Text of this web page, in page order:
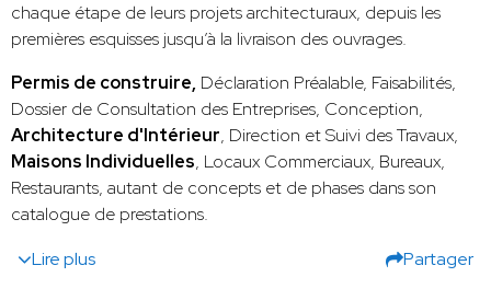
chaque étape de leurs projets architecturaux, depuis les
premières esquisses jusqu’à la livraison des ouvrages.
Permis de construire, Déclaration Préalable, Faisabilités,
Dossier de Consultation des Entreprises, Conception,
Architecture d'Intérieur, Direction et Suivi des Travaux,
Maisons Individuelles, Locaux Commerciaux, Bureaux,
Restaurants, autant de concepts et de phases dans son
catalogue de prestations.
Lire plus
Partager